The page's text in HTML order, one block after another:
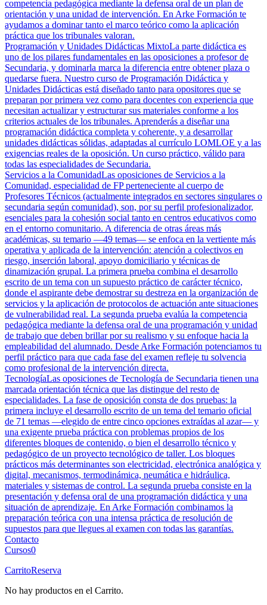
competencia pedagógica mediante la defensa oral de un plan de
orientación y una unidad de intervención. En Arke Formación te
ayudamos a dominar tanto el marco teórico como la aplicación
práctica que los tribunales valoran.
Programación y Unidades Didácticas MixtoLa parte didáctica es
uno de los pilares fundamentales en las oposiciones a profesor de
Secundaria, y dominarla marca la diferencia entre obtener plaza o
quedarse fuera. Nuestro curso de Programación Didáctica y
Unidades Didácticas está diseñado tanto para opositores que se
preparan por primera vez como para docentes con experiencia que
necesitan actualizar y estructurar sus materiales conforme a los
criterios actuales de los tribunales. Aprenderás a diseñar una
programación didáctica completa y coherente, y a desarrollar
unidades didácticas sólidas, adaptadas al currículo LOMLOE y a las
exigencias reales de la oposición. Un curso práctico, válido para
todas las especialidades de Secundaria.
Servicios a la ComunidadLas oposiciones de Servicios a la
Comunidad, especialidad de FP perteneciente al cuerpo de
Profesores Técnicos (actualmente integrados en sectores singulares o
secundaria según comunidad), son, por su perfil profesionalizador,
esenciales para la cohesión social tanto en centros educativos como
en el entorno comunitario. A diferencia de otras áreas más
académicas, su temario —49 temas— se enfoca en la vertiente más
operativa y aplicada de la intervención: atención a colectivos en
riesgo, inserción laboral, apoyo domiciliario y técnicas de
dinamización grupal. La primera prueba combina el desarrollo
escrito de un tema con un supuesto práctico de carácter técnico,
donde el aspirante debe demostrar su destreza en la organización de
servicios y la aplicación de protocolos de actuación ante situaciones
de vulnerabilidad real. La segunda prueba evalúa la competencia
pedagógica mediante la defensa oral de una programación y unidad
de trabajo que deben brillar por su realismo y su enfoque hacia la
empleabilidad del alumnado. Desde Arke Formación potenciamos tu
perfil práctico para que cada fase del examen refleje tu solvencia
como profesional de la intervención directa.
TecnologíaLas oposiciones de Tecnología de Secundaria tienen una
marcada orientación técnica que las distingue del resto de
especialidades. La fase de oposición consta de dos pruebas: la
primera incluye el desarrollo escrito de un tema del temario oficial
de 71 temas —elegido de entre cinco opciones extraídas al azar— y
una exigente prueba práctica con problemas propios de los
diferentes bloques de contenido, o bien el desarrollo técnico y
pedagógico de un proyecto tecnológico de taller. Los bloques
prácticos más determinantes son electricidad, electrónica analógica y
digital, mecanismos, termodinámica, neumática e hidráulica,
materiales y sistemas de control. La segunda prueba consiste en la
presentación y defensa oral de una programación didáctica y una
situación de aprendizaje. En Arke Formación combinamos la
preparación teórica con una intensa práctica de resolución de
supuestos para que llegues al examen con todas las garantías.
Contacto
Cursos0
CarritoReserva
No hay productos en el Carrito.